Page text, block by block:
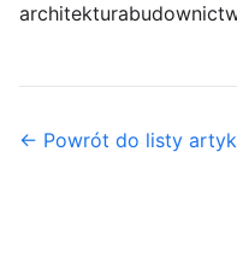
architektura
← Powrót do listy